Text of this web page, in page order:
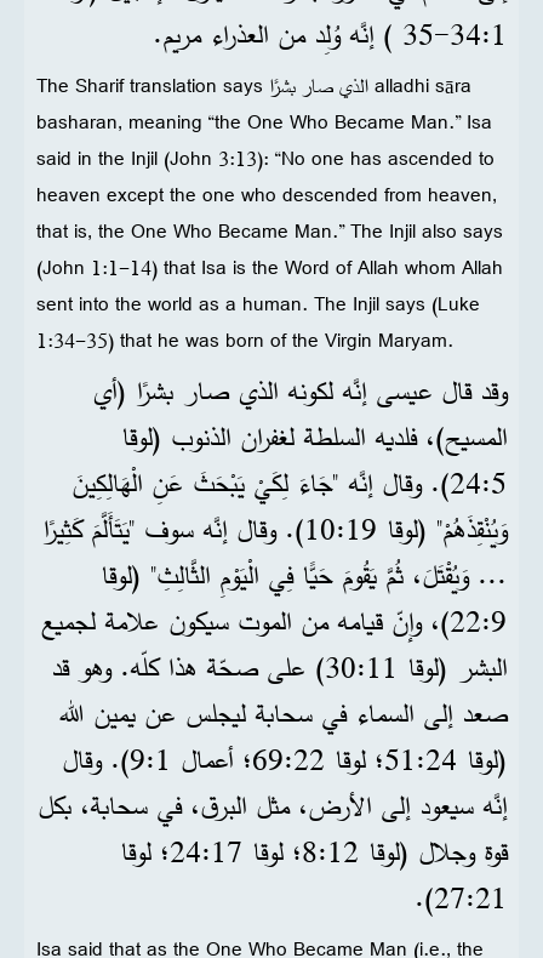
1‏:34‏-35 ) إنَّه وُلِد من العذراء مريم.
The Sharif translation says الذي صار بشرًا alladhi sāra
basharan, meaning “the One Who Became Man.” Isa
said in the Injil (John 3:13): “No one has ascended to
heaven except the one who descended from heaven,
that is, the One Who Became Man.” The Injil also says
(John 1:1-14) that Isa is the Word of Allah whom Allah
sent into the world as a human. The Injil says (Luke
1:34-35) that he was born of the Virgin Maryam.
وقد قال عيسى إنَّه لكونه الذي صار بشرًا (أي
المسيح)، فلديه السلطة لغفران الذنوب (لوقا
5:‏24). وقال إنَّه "جَاءَ لِكَيْ يَبْحَثَ عَنِ الْهَالِكِينَ
وَيُنْقِذَهُمْ" (لوقا 19:‏10). وقال إنَّه سوف "يَتَأَلَّمَ كَثِيرًا
... وَيُقْتَلَ، ثُمَّ يَقُومَ حَيًّا فِي الْيَوْمِ الثَّالِثِ" (لوقا
9:‏22)، وإنّ قيامه من الموت سيكون علامة لجميع
البشر (لوقا 11:‏30) على صحّة هذا كلّه. وهو قد
صعد إلى السماء في سحابة ليجلس عن يمين الله
(لوقا 24:‏51؛ لوقا 22:‏69؛ أعمال 1:‏9). وقال
إنَّه سيعود إلى الأرض، مثل البرق، في سحابة، بكل
قوة وجلال (لوقا 12:‏8؛ لوقا 17:‏24؛ لوقا
21:‏27).
Isa said that as the One Who Became Man (i.e., the